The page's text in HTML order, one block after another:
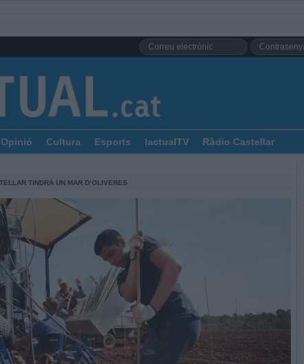
Opinió Cultura Esports lactualTV Ràdio Castellar
TINDRÀ UN MAR D’OLIVERES